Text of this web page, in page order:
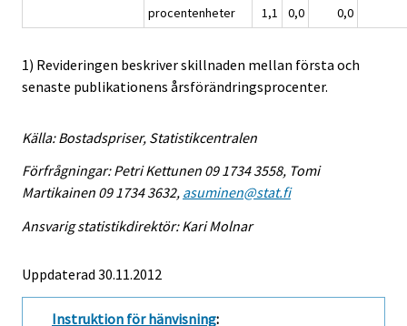
procentenheter
1,1 0,0 0,0
1) Revideringen beskriver skillnaden mellan första och
senaste publikationens årsförändringsprocenter.
Källa: Bostadspriser, Statistikcentralen
Förfrågningar: Petri Kettunen 09 1734 3558, Tomi
Martikainen 09 1734 3632, asuminen@stat.fi
Ansvarig statistikdirektör: Kari Molnar
Uppdaterad 30.11.2012
Instruktion för hänvisning: